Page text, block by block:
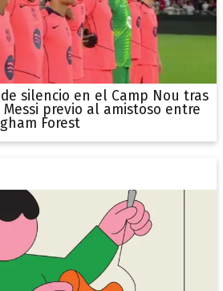
silencio en el Camp Nou tras
previo al amistoso entre
Forest